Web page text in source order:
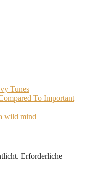
Tunes
To Important
wild mind
Erforderliche